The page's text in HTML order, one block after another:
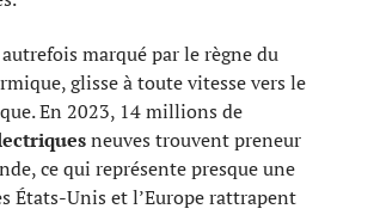
marqué par le règne du
glisse à toute vitesse vers le
En 2023, 14 millions de
neuves trouvent preneur
ce qui représente presque une
États-Unis et l’Europe rattrapent